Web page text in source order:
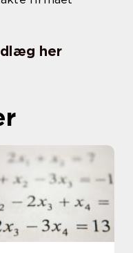
her